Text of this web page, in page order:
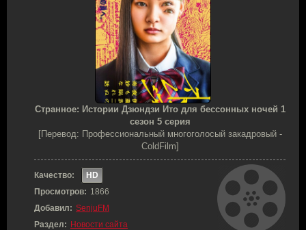
Странное: Истории Дзюндзи Ито для бессонных ночей 1
сезон 5 серия
[Перевод: Профессиональный многоголосый закадровый -
ColdFilm]
Качество:
HD
Просмотров: 1866
Добавил: SenjuFM
Раздел: Новости сайта